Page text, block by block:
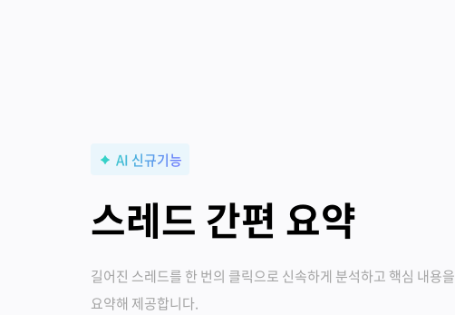
AI 신규기능
스레드 간편 요약
길어진 스레드를 한 번의 클릭으로 신속하게 분석하고 핵심 내용을
요약해 제공합니다.